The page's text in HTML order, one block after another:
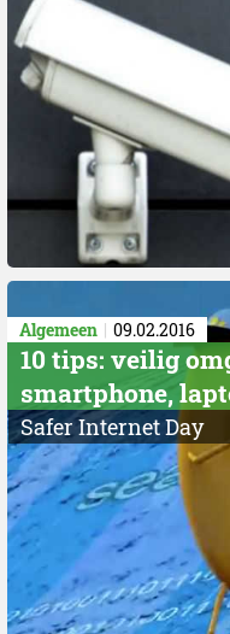
Algemeen 09.02.2016
10 tips: veilig
smartphone,
Safer Internet Day